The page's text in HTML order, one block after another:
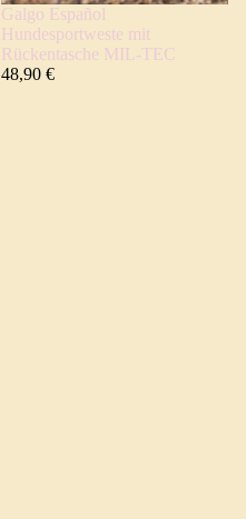
Galgo Español
Hundesportweste mit
Rückentasche MIL-TEC
48,90 €